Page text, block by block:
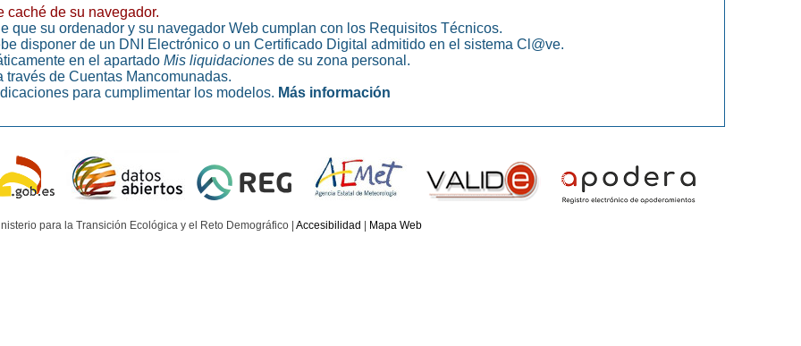
caché de su navegador.
que su ordenador y su navegador Web cumplan con los Requisitos Técnicos.
disponer de un DNI Electrónico o un Certificado Digital admitido en el sistema Cl@ve.
en el apartado Mis liquidaciones de su zona personal.
de Cuentas Mancomunadas.
para cumplimentar los modelos. Más información
para la Transición Ecológica y el Reto Demográfico | Accesibilidad Mapa Web